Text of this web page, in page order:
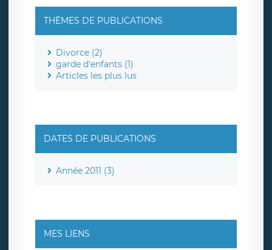
THÈMES DE PUBLICATIONS
Divorce (2)
garde d'enfants (1)
Articles les plus lus
DATES DE PUBLICATIONS
Année 2011 (3)
MES LIENS